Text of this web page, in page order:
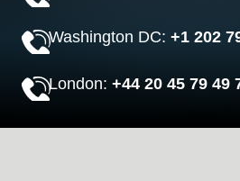
Washington DC:+1 202
London:+44 20 45 79 49